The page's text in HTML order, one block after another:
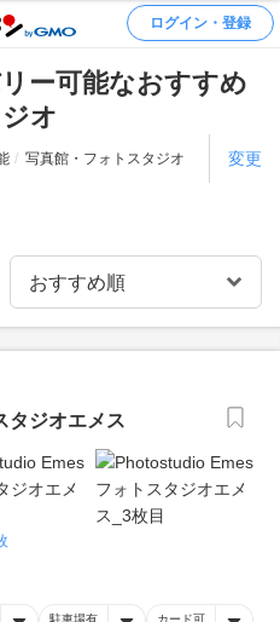
ログイン・登録
ー可能なおすすめ
オ
写真館・フォトスタジオ 変更
ジオエメス
駐車場有 カード可